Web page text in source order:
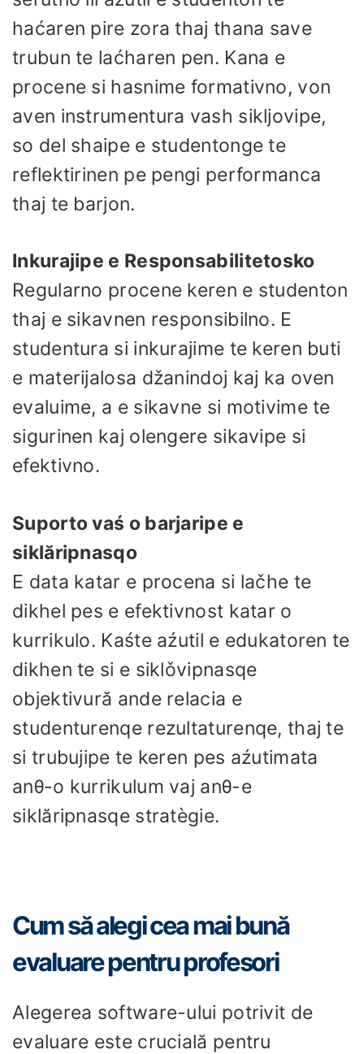
haćaren pire zora thaj thana save
trubun te laćharen pen. Kana e
procene si hasnime formativno, von
aven instrumentura vash sikljovipe,
so del shaipe e studentonge te
reflektirinen pe pengi performanca
thaj te barjon.
Inkurajipe e Responsabilitetosko
Regularno procene keren e studenton
thaj e sikavnen responsibilno. E
studentura si inkurajime te keren buti
e materijalosa džanindoj kaj ka oven
evaluime, a e sikavne si motivime te
sigurinen kaj olengere sikavipe si
efektivno.
Suporto vaś o barjaripe e
siklăripnasqo
E data katar e procena si lačhe te
dikhel pes e efektivnost katar o
kurrikulo. Kaśte aźutil e edukatoren te
dikhen te si e siklǒvipnasqe
objektivură ande relacia e
studenturenqe rezultaturenqe, thaj te
si trubujipe te keren pes aźutimata
anθ-o kurrikulum vaj anθ-e
siklăripnasqe stratègie.
Cum să alegi cea mai bună
evaluare pentru profesori
Alegerea software-ului potrivit de
evaluare este crucială pentru